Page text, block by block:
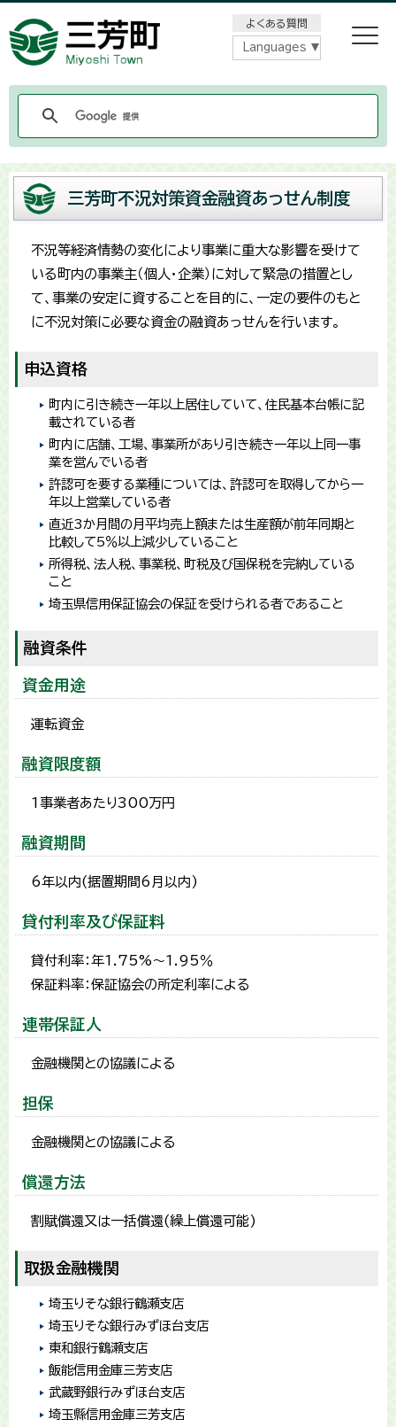
よくある質問
Languages
三芳町不況対策資金融資あっせん制度
不況等経済情勢の変化により事業に重大な影響を受けて
いる町内の事業主（個人・企業）に対して緊急の措置とし
て、事業の安定に資することを目的に、一定の要件のもと
に不況対策に必要な資金の融資あっせんを行います。
申込資格
町内に引き続き一年以上居住していて、住民基本台帳に記
載されている者
町内に店舗、工場、事業所があり引き続き一年以上同一事
業を営んでいる者
許認可を要する業種については、許認可を取得してから一
年以上営業している者
直近3か月間の月平均売上額または生産額が前年同期と
比較して5％以上減少していること
所得税、法人税、事業税、町税及び国保税を完納している
こと
埼玉県信用保証協会の保証を受けられる者であること
融資条件
資金用途
運転資金
融資限度額
1事業者あたり300万円
融資期間
6年以内(据置期間6月以内)
貸付利率及び保証料
貸付利率：年1.75%～1.95％
保証料率：保証協会の所定利率による
連帯保証人
金融機関との協議による
担保
金融機関との協議による
償還方法
割賦償還又は一括償還(繰上償還可能)
取扱金融機関
埼玉りそな銀行鶴瀬支店
埼玉りそな銀行みずほ台支店
東和銀行鶴瀬支店
飯能信用金庫三芳支店
武蔵野銀行みずほ台支店
埼玉縣信用金庫三芳支店